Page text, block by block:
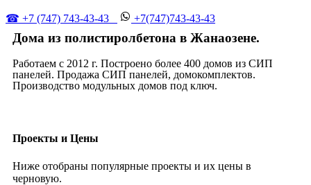
☎ +7 (747) 743-43-43 +7(747)743-43-43
Дома из полистиролбетона в Жанаозене.
Работаем с 2012 г. Построено более 400 домов из СИП
панелей. Продажа СИП панелей, домокомплектов.
Производство модульных домов под ключ.
Проекты и Цены
Ниже отобраны популярные проекты и их цены в
черновую.